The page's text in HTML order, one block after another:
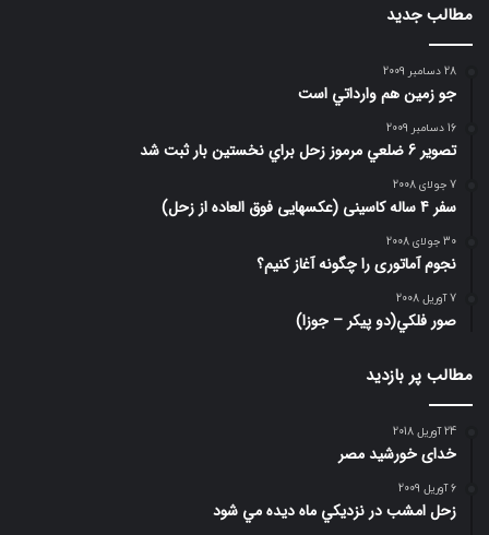
مطالب جدید
28 دسامبر 2009
جو زمين هم وارداتي است
16 دسامبر 2009
تصوير 6 ضلعي مرموز زحل براي نخستين بار ثبت شد
7 جولای 2008
سفر 4 ساله کاسینی (عکسهایی فوق العاده از زحل)
30 جولای 2008
نجوم آماتوری را چگونه آغاز کنیم؟
7 آوریل 2008
صور فلكي(دو پیکر – جوزا)
مطالب پر بازدید
24 آوریل 2018
خدای خورشید مصر
6 آوریل 2009
زحل امشب در نزديكي ماه ديده مي شود